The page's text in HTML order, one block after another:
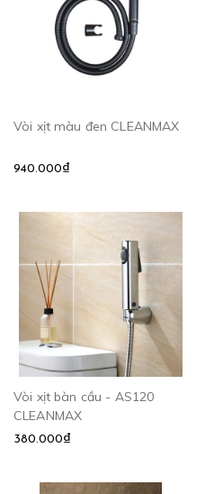
Vòi xịt màu đen CLEANMAX
940.000₫
Vòi xịt bàn cầu - AS120
CLEANMAX
380.000₫